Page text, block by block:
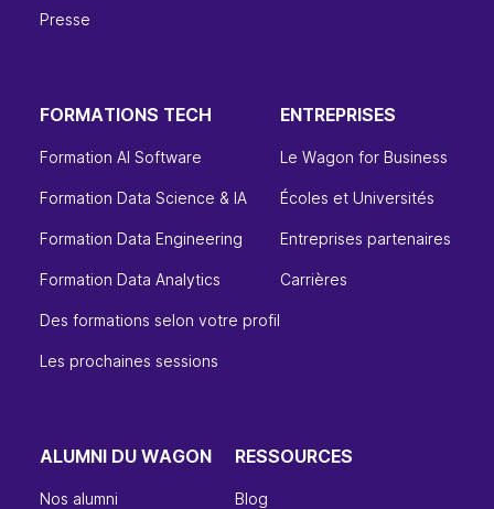
Presse
FORMATIONS TECH
Formation AI Software
Formation Data Science & IA
Formation Data Engineering
Formation Data Analytics
Des formations selon votre profil
Les prochaines sessions
ENTREPRISES
Le Wagon for Business
Écoles et Universités
Entreprises partenaires
Carrières
ALUMNI DU WAGON
Nos alumni
RESSOURCES
Blog